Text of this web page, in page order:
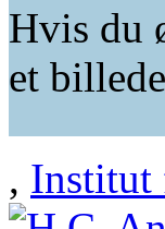
Hvis du
et
, Institut